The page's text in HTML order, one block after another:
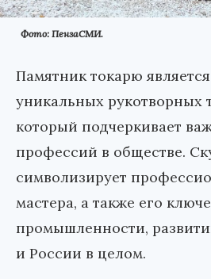
Фото: ПензаСМИ.
Памятник токарю
уникальных рукотворных
который подчеркивает
профессий в обществе.
символизирует
мастера, а также его
промышленности,
и России в целом.